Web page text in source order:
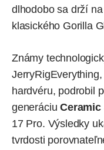
dlhodobo sa drží
klasického Gorilla
Známy
JerryRigEverything
hardvéru, podrobil
generáciuCeramic
17 Pro. Výsledky
tvrdosti